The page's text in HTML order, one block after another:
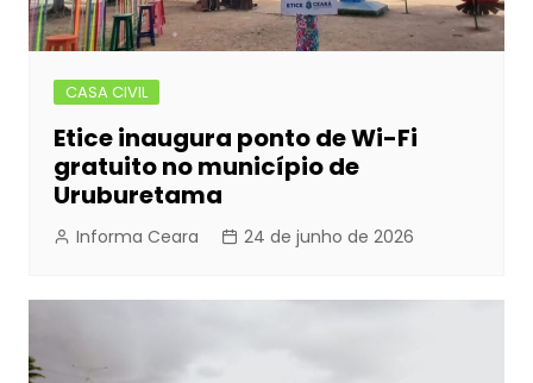
CASA CIVIL
Etice inaugura ponto de Wi-Fi
gratuito no município de
Uruburetama
Informa Ceara 24 de junho de 2026